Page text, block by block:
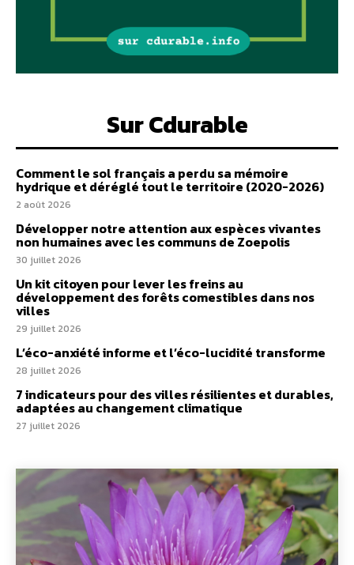
Sur Cdurable
Comment le sol français a perdu sa mémoire
hydrique et déréglé tout le territoire (2020-2026)
2 août 2026
Développer notre attention aux espèces vivantes
non humaines avec les communs de Zoepolis
30 juillet 2026
Un kit citoyen pour lever les freins au
développement des forêts comestibles dans nos
villes
29 juillet 2026
L’éco-anxiété informe et l’éco-lucidité transforme
28 juillet 2026
7 indicateurs pour des villes résilientes et durables,
adaptées au changement climatique
27 juillet 2026